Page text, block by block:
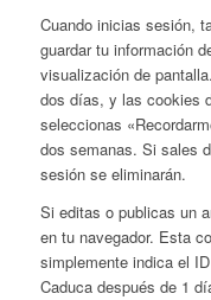
Cuando inicias sesión,
guardar tu información
visualización de
dos días, y las cookies
seleccionas
dos semanas. Si sales
sesión se eliminarán.
Si editas o publicas un
en tu navegador. Esta
simplemente indica el
Caduca después de 1